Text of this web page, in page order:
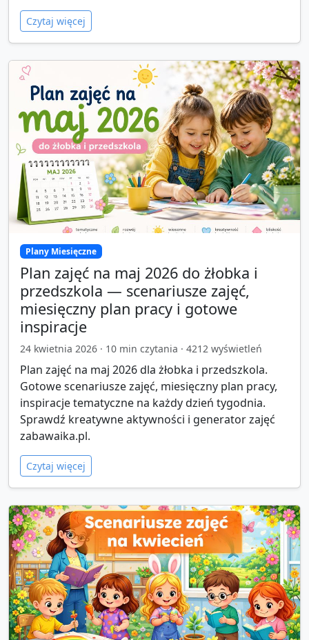
Czytaj więcej
Plany Miesięczne
Plan zajęć na maj 2026 do żłobka i
przedszkola — scenariusze zajęć,
miesięczny plan pracy i gotowe
inspiracje
24 kwietnia 2026 · 10 min czytania · 4212 wyświetleń
Plan zajęć na maj 2026 dla żłobka i przedszkola.
Gotowe scenariusze zajęć, miesięczny plan pracy,
inspiracje tematyczne na każdy dzień tygodnia.
Sprawdź kreatywne aktywności i generator zajęć
zabawaika.pl.
Czytaj więcej